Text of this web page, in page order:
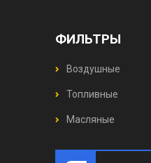
ФИЛЬТРЫ
Воздушные
Топливные
Масляные